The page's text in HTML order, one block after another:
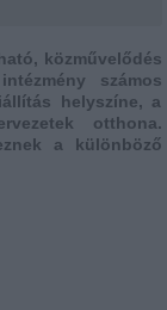
közművelődés
számos
helyszíne, a
otthona.
a különböző